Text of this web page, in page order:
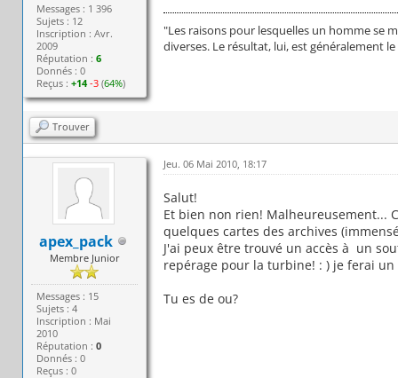
Messages : 1 396
Sujets : 12
Inscription : Avr.
2009
Réputation :6
Donnés : 0
Reçus :+14 -3 (64%)
"Les raisons pour lesquelles un homme se
diverses. Le résultat, lui, est généralement
Trouver
apex_pack
Membre Junior
Messages : 15
Sujets : 4
Inscription : Mai
2010
Réputation :0
Donnés : 0
Reçus : 0
Jeu. 06 Mai 2010, 18:17
Salut!
Et bien non rien! Malheureusement...
quelques cartes des archives
J'ai peux être trouvé un accès à un
repérage pour la turbine! : ) je ferai un
Tu es de ou?